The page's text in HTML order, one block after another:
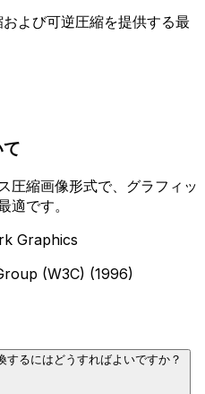
よび可逆圧縮を提供する最
圧縮画像形式で、グラフィッ
適です。
Graphics
(W3C) (1996)
るにはどうすればよいですか？